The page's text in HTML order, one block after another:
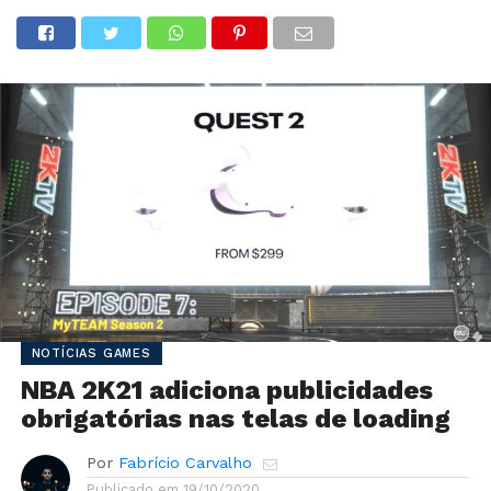
NOTÍCIAS GAMES
NBA 2K21 adiciona publicidades
obrigatórias nas telas de loading
Por Fabrício Carvalho